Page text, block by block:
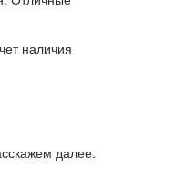
наличия
далее.